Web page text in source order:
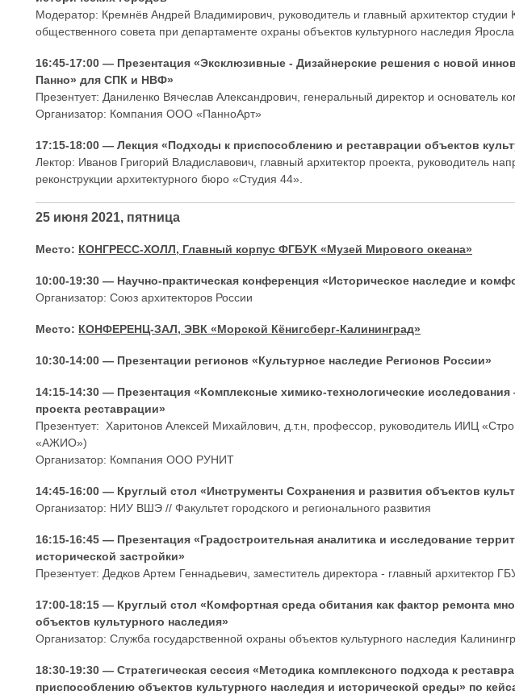
Модератор: Кремнёв Андрей Владимирович, руководитель и главный архитектор студии
общественного совета при департаменте охраны объектов культурного наследия
16:45-17:00 — Презентация «Эксклюзивные - Дизайнерские решения с новой
Панно» для СПК и НВФ»
Презентует: Даниленко Вячеслав Александрович, генеральный директор и основатель
Организатор: Компания ООО «ПанноАрт»
17:15-18:00 — Лекция «Подходы к приспособлению и реставрации объектов
Лектор: Иванов Григорий Владиславович, главный архитектор проекта, руководитель
реконструкции архитектурного бюро «Студия 44».
25 июня 2021, пятница
Место: КОНГРЕСС-ХОЛЛ, Главный корпус ФГБУК «Музей Мирового океана»
10:00-19:30 — Научно-практическая конференция «Историческое наследие и
Организатор: Союз архитекторов России
Место: КОНФЕРЕНЦ-ЗАЛ, ЭВК «Морской Кёнигсберг-Калининград»
10:30-14:00 — Презентации регионов «Культурное наследие Регионов России»
14:15-14:30 — Презентация «Комплексные химико-технологические исследования
проекта реставрации»
Презентует: Харитонов Алексей Михайлович, д.т.н, профессор, руководитель ИИЦ
«АЖИО»)
Организатор: Компания ООО РУНИТ
14:45-16:00 — Круглый стол «Инструменты Сохранения и развития объектов
Организатор: НИУ ВШЭ // Факультет городского и регионального развития
16:15-16:45 — Презентация «Градостроительная аналитика и исследование
исторической застройки»
Презентует: Дедков Артем Геннадьевич, заместитель директора - главный архитектор
17:00-18:15 — Круглый стол «Комфортная среда обитания как фактор ремонта
объектов культурного наследия»
Организатор: Служба государственной охраны объектов культурного наследия
18:30-19:30 — Стратегическая сессия «Методика комплексного подхода к
приспособлению объектов культурного наследия и исторической среды» по